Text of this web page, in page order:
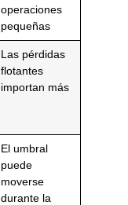
operaciones
pequeñas
Las pérdidas
flotantes
importan más
El umbral
puede
moverse
durante la